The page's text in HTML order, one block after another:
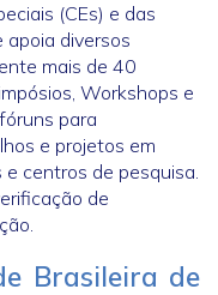
(CEs) e das
apoia diversos
mais de 40
Workshops e
para
e projetos em
centros de pesquisa.
de
Brasileira de